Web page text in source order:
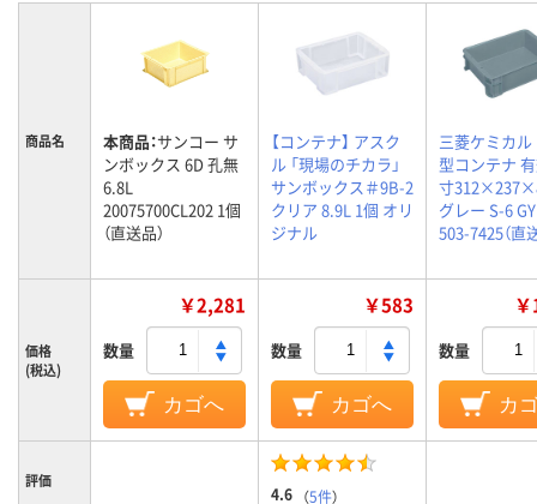
商品名 本商品：サンコー サ
ンボックス 6D 孔無
6.8L
20075700CL202 1個
（直送品）
【コンテナ】 アスク
ル 「現場のチカラ」
サンボックス＃9B-2
クリア 8.9L 1個 オリ
ジナル
三菱ケミカル
型コンテナ
寸
グレー S-6
503-7425（直
価格
(税込)
￥2,281
数量
カゴへ
￥583
数量
カゴへ
数量
カ
評価
4.6 （5件）